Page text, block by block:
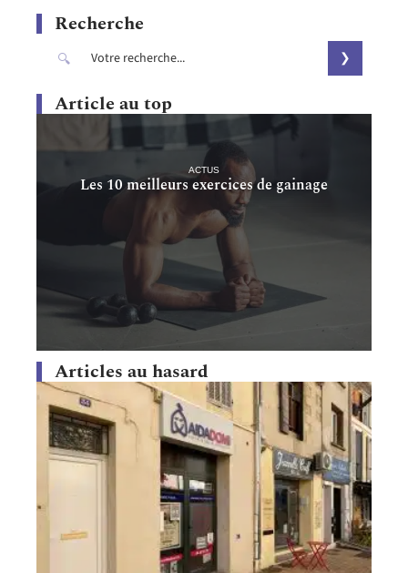
Recherche
Article au top
ACTUS
Les 10 meilleurs exercices de gainage
Articles au hasard